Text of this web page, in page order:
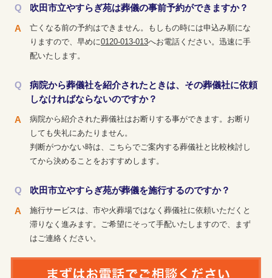
吹田市立やすらぎ苑は葬儀の事前予約ができますか？
亡くなる前の予約はできません。もしもの時には申込み順にな
りますので、早めに0120-013-013へお電話ください。迅速に手
配いたします。
病院から葬儀社を紹介されたときは、その葬儀社に依頼
しなければならないのですか？
病院から紹介された葬儀社はお断りする事ができます。お断り
しても失礼にあたりません。
判断がつかない時は、こちらでご案内する葬儀社と比較検討し
てから決めることをおすすめします。
吹田市立やすらぎ苑が葬儀を施行するのですか？
施行サービスは、市や火葬場ではなく葬儀社に依頼いただくと
滞りなく進みます。ご希望にそって手配いたしますので、まず
はご連絡ください。